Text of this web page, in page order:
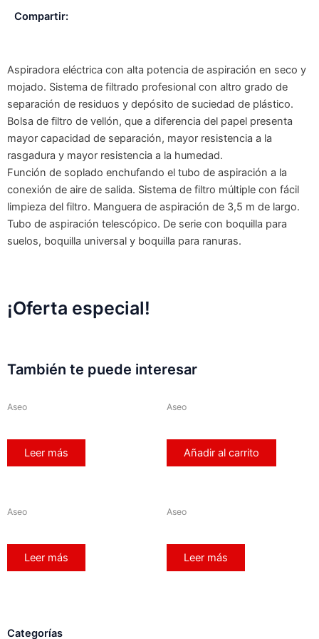
Compartir:
Aspiradora eléctrica con alta potencia de aspiración en seco y
mojado. Sistema de filtrado profesional con altro grado de
separación de residuos y depósito de suciedad de plástico.
Bolsa de filtro de vellón, que a diferencia del papel presenta
mayor capacidad de separación, mayor resistencia a la
rasgadura y mayor resistencia a la humedad.
Función de soplado enchufando el tubo de aspiración a la
conexión de aire de salida. Sistema de filtro múltiple con fácil
limpieza del filtro. Manguera de aspiración de 3,5 m de largo.
Tubo de aspiración telescópico. De serie con boquilla para
suelos, boquilla universal y boquilla para ranuras.
¡Oferta especial!
También te puede interesar
Aseo
Leer más
Aseo
Añadir al carrito
Aseo
Leer más
Aseo
Leer más
Categorías